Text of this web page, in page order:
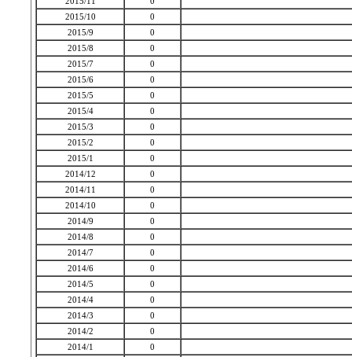
2015/10
0
2015/9
0
2015/8
0
2015/7
0
2015/6
0
2015/5
0
2015/4
0
2015/3
0
2015/2
0
2015/1
0
2014/12
0
2014/11
0
2014/10
0
2014/9
0
2014/8
0
2014/7
0
2014/6
0
2014/5
0
2014/4
0
2014/3
0
2014/2
0
2014/1
0